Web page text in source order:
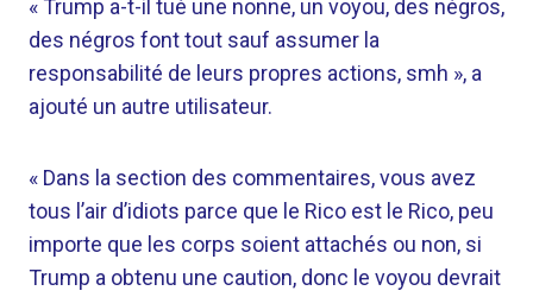
« Trump a-t-il tué une nonne, un voyou, des négros,
des négros font tout sauf assumer la
responsabilité de leurs propres actions, smh », a
ajouté un autre utilisateur.
« Dans la section des commentaires, vous avez
tous l’air d’idiots parce que le Rico est le Rico, peu
importe que les corps soient attachés ou non, si
Trump a obtenu une caution, donc le voyou devrait